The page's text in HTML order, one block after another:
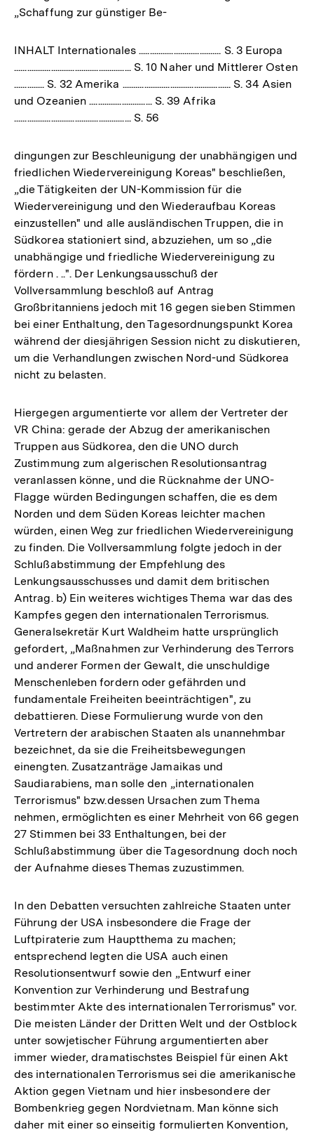
„Schaffung zur günstiger Be-
INHALT Internationales ...................................... S. 3 Europa
...................................................... S. 10 Naher und Mittlerer Osten
.............. S. 32 Amerika .................................................. S. 34 Asien
und Ozeanien ............................. S. 39 Afrika
...................................................... S. 56
dingungen zur Beschleunigung der unabhängigen und
friedlichen Wiedervereinigung Koreas" beschließen,
„die Tätigkeiten der UN-Kommission für die
Wiedervereinigung und den Wiederaufbau Koreas
einzustellen" und alle ausländischen Truppen, die in
Südkorea stationiert sind, abzuziehen, um so „die
unabhängige und friedliche Wiedervereinigung zu
fördern . ..". Der Lenkungsausschuß der
Vollversammlung beschloß auf Antrag
Großbritanniens jedoch mit 16 gegen sieben Stimmen
bei einer Enthaltung, den Tagesordnungspunkt Korea
während der diesjährigen Session nicht zu diskutieren,
um die Verhandlungen zwischen Nord-und Südkorea
nicht zu belasten.
Hiergegen argumentierte vor allem der Vertreter der
VR China: gerade der Abzug der amerikanischen
Truppen aus Südkorea, den die UNO durch
Zustimmung zum algerischen Resolutionsantrag
veranlassen könne, und die Rücknahme der UNO-
Flagge würden Bedingungen schaffen, die es dem
Norden und dem Süden Koreas leichter machen
würden, einen Weg zur friedlichen Wiedervereinigung
zu finden. Die Vollversammlung folgte jedoch in der
Schlußabstimmung der Empfehlung des
Lenkungsausschusses und damit dem britischen
Antrag. b) Ein weiteres wichtiges Thema war das des
Kampfes gegen den internationalen Terrorismus.
Generalsekretär Kurt Waldheim hatte ursprünglich
gefordert, „Maßnahmen zur Verhinderung des Terrors
und anderer Formen der Gewalt, die unschuldige
Menschenleben fordern oder gefährden und
fundamentale Freiheiten beeinträchtigen", zu
debattieren. Diese Formulierung wurde von den
Vertretern der arabischen Staaten als unannehmbar
bezeichnet, da sie die Freiheitsbewegungen
einengten. Zusatzanträge Jamaikas und
Saudiarabiens, man solle den „internationalen
Terrorismus" bzw.dessen Ursachen zum Thema
nehmen, ermöglichten es einer Mehrheit von 66 gegen
27 Stimmen bei 33 Enthaltungen, bei der
Schlußabstimmung über die Tagesordnung doch noch
der Aufnahme dieses Themas zuzustimmen.
In den Debatten versuchten zahlreiche Staaten unter
Führung der USA insbesondere die Frage der
Luftpiraterie zum Hauptthema zu machen;
entsprechend legten die USA auch einen
Resolutionsentwurf sowie den „Entwurf einer
Konvention zur Verhinderung und Bestrafung
bestimmter Akte des internationalen Terrorismus" vor.
Die meisten Länder der Dritten Welt und der Ostblock
unter sowjetischer Führung argumentierten aber
immer wieder, dramatischstes Beispiel für einen Akt
des internationalen Terrorismus sei die amerikanische
Aktion gegen Vietnam und hier insbesondere der
Bombenkrieg gegen Nordvietnam. Man könne sich
daher mit einer so einseitig formulierten Konvention,